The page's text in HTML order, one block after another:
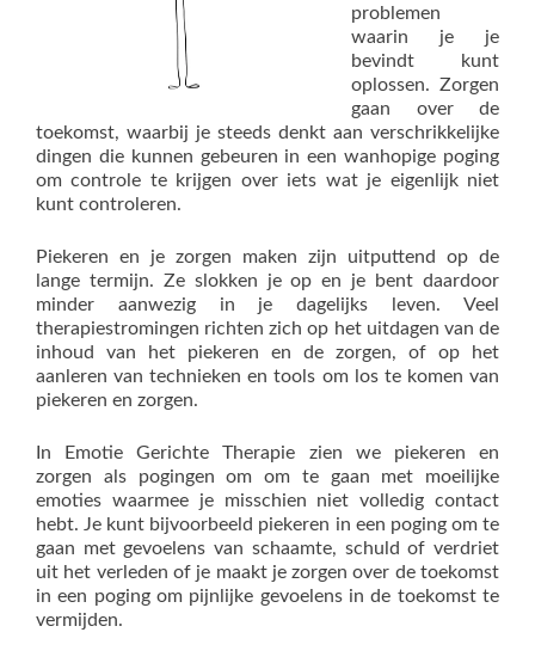
problemen
waarin je je
bevindt kunt
oplossen. Zorgen
gaan over de
toekomst, waarbij je steeds denkt aan verschrikkelijke
dingen die kunnen gebeuren in een wanhopige poging
om controle te krijgen over iets wat je eigenlijk niet
kunt controleren.
Piekeren en je zorgen maken zijn uitputtend op de
lange termijn. Ze slokken je op en je bent daardoor
minder aanwezig in je dagelijks leven. Veel
therapiestromingen richten zich op het uitdagen van de
inhoud van het piekeren en de zorgen, of op het
aanleren van technieken en tools om los te komen van
piekeren en zorgen.
In Emotie Gerichte Therapie zien we piekeren en
zorgen als pogingen om om te gaan met moeilijke
emoties waarmee je misschien niet volledig contact
hebt. Je kunt bijvoorbeeld piekeren in een poging om te
gaan met gevoelens van schaamte, schuld of verdriet
uit het verleden of je maakt je zorgen over de toekomst
in een poging om pijnlijke gevoelens in de toekomst te
vermijden.